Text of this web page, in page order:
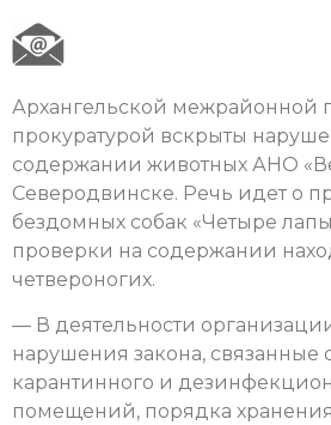
Архангельской межрайонной
прокуратурой вскрыты
содержании животных АНО
Северодвинске. Речь идет о
бездомных собак «Четыре
проверки на содержании
четвероногих.
— В деятельности
нарушения закона, связанные
карантинного и
помещений, порядка